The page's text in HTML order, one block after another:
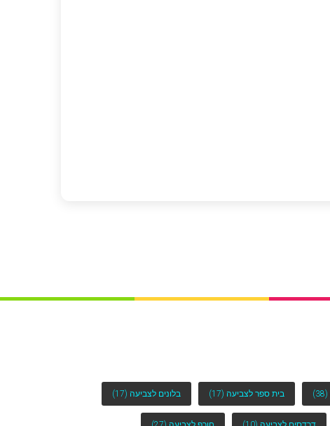
(38) בית ספר לצביעה (17) בלונים לצביעה (17)